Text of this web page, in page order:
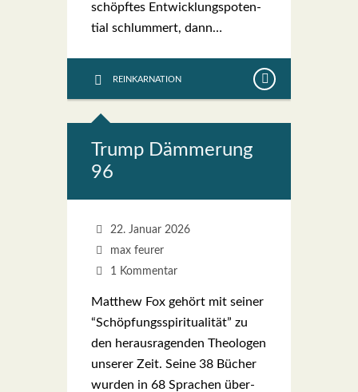
schöpf­tes Ent­wick­lungs­po­ten­
ti­al schlum­mert, dann…
REINKARNATION
Trump Däm­me­rung
96
22. Januar 2026
max feurer
1 Kommentar
Matthew Fox gehört mit sei­ner
“Schöp­fungs­spi­ri­tua­li­tät” zu
den her­aus­ra­gen­den Theo­lo­gen
unse­rer Zeit. Sei­ne 38 Bücher
wur­den in 68 Spra­chen über­